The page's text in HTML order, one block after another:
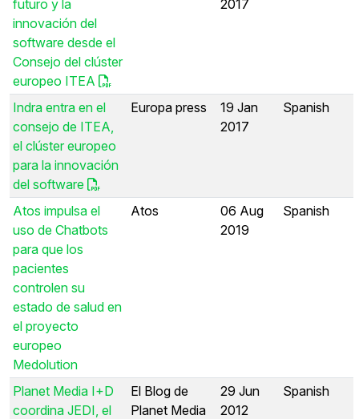
futuro y la
innovación del
software desde el
Consejo del clúster
europeo ITEA
2017
Indra entra en el
consejo de ITEA,
el clúster europeo
para la innovación
del software
Europa press
19 Jan
2017
Spanish
Atos impulsa el
uso de Chatbots
para que los
pacientes
controlen su
estado de salud en
el proyecto
europeo
Medolution
Atos
06 Aug
2019
Spanish
Planet Media I+D
coordina JEDI, el
El Blog de
Planet Media
29 Jun
2012
Spanish